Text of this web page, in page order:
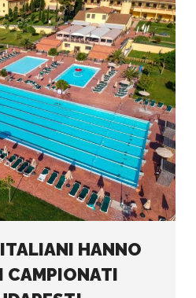
HANNO
CAMPIONATI